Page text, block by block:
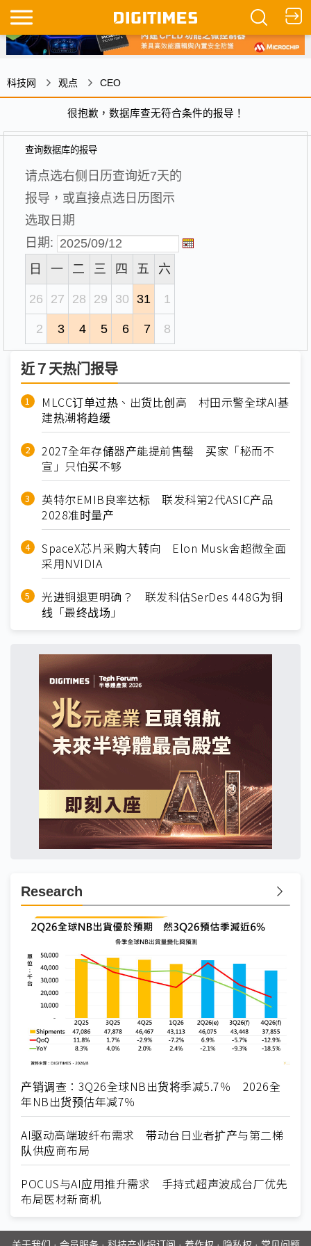
科技网 观点 CEO
很抱歉，数据库查无符合条件的报导！
查询数据库的报导
请点选右侧日历查询近7天的
报导，或直接点选日历图示
选取日期
日期:
日
一 二 三 四 五 六
26 27 28 29 30 31 1
2 3 4 5 6 7 8
近７天热门报导
MLCC订单过热、出货比创高 村田示警全球AI基
建热潮将趋缓
2027全年存储器产能提前售罄 买家「秘而不
宣」只怕买不够
英特尔EMIB良率达标 联发科第2代ASIC产品
2028准时量产
SpaceX芯片采购大转向 Elon Musk舍超微全面
采用NVIDIA
光进铜退更明确？ 联发科估SerDes 448G为铜
线「最终战场」
Research
产销调查：3Q26全球NB出货将季减5.7％ 2026全
年NB出货预估年减7％
AI驱动高端玻纤布需求 带动台日业者扩产与第二梯
队供应商布局
POCUS与AI应用推升需求 手持式超声波成台厂优先
布局医材新商机